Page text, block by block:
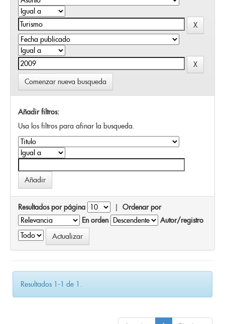
Comenzar nueva busqueda
Añadir filtros:
Usa los filtros para afinar la busqueda.
Resultados por página | Ordenar por
En orden
Autor/registro
Resultados 1-1 de 1.